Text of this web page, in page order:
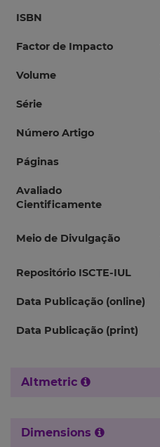
ISBN
Factor de Impacto
Volume
Série
Número Artigo
Páginas
Avaliado
Cientificamente
Meio de Divulgação
Repositório ISCTE-IUL
Data Publicação (online)
Data Publicação (print)
Altmetric
Dimensions